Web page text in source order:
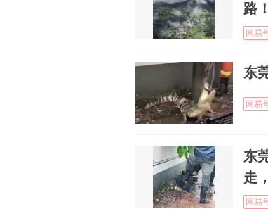
路！
网易
东
网易
东
走
网易